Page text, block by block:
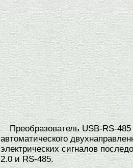
Преобразователь USB-RS-
автоматического
электрических сигналов
2.0 и RS-485.